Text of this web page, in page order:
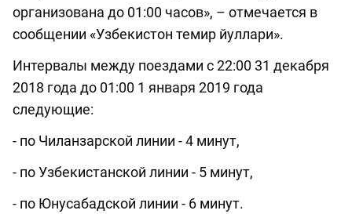
организована до 01:00 часов», – отмечается в
сообщении «Узбекистон темир йуллари».
Интервалы между поездами с 22:00 31 декабря
2018 года до 01:00 1 января 2019 года
следующие:
- по Чиланзарской линии - 4 минут,
- по Узбекистанской линии - 5 минут,
- по Юнусабадской линии - 6 минут.